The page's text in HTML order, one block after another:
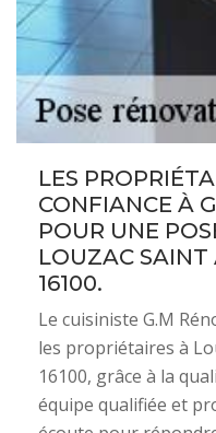
LES
CONFIANCE À
POUR UNE
LOUZAC SAINT
16100.
Le cuisiniste G.M
les propriétaires à
16100, grâce à la
équipe qualifiée et